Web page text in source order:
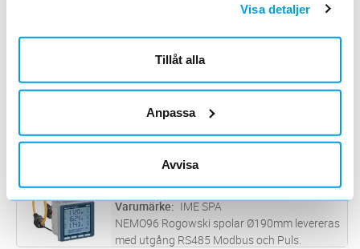
Visa detaljer
Tillåt alla
Anpassa
Avvisa
med utgång RS485 Modbus och Puls.
ST Lägg i kundvagn
MULTIINSTR ROGOWSKISPOLE Ø142
Varumärke IME SPA
NEMO96 Rogowski spolar Ø142mm levereras
MULTIINSTR ROGOWSKISPOLE Ø190
ArtNr 0900169
Varumärke
IME SPA
NEMO96 Rogowski spolar Ø190mm levereras
med utgång RS485 Modbus och Puls.